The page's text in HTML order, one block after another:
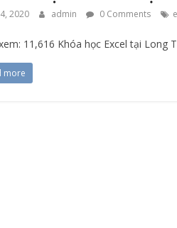
2020 admin 0 Comments
11,616 Khóa học Excel tại Long
more